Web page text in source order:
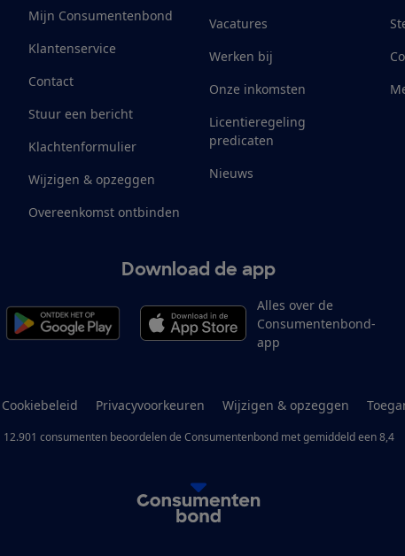
Mijn Consumentenbond
Klantenservice
Contact
Stuur een bericht
Klachtenformulier
Wijzigen & opzeggen
Overeenkomst ontbinden
Vacatures
Werken bij
Onze inkomsten
Licentieregeling
predicaten
Nieuws
Download de app
Alles over de
Consumentenbond-
app
Cookiebeleid Privacyvoorkeuren Wijzigen & opzeggen
12.901 consumenten beoordelen de Consumentenbondmet gemiddeld een 8,4